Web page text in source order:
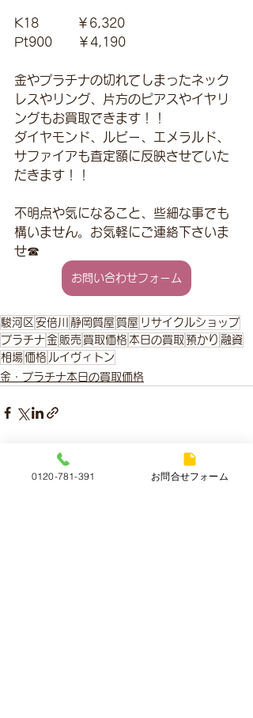
K18　　　￥6,320
Pt900　　￥4,190
金やプラチナの切れてしまったネック
レスやリング、片方のピアスやイヤリ
ングもお買取できます！！
ダイヤモンド、ルビー、エメラルド、
サファイアも査定額に反映させていた
だきます！！
不明点や気になること、些細な事でも
構いません。お気軽にご連絡下さいま
せ☎
お問い合わせフォーム
駿河区 安倍川 静岡質屋 質屋 リサイクルショップ
プラチナ 金 販売 買取価格 本日の買取 預かり 融資
相場 価格 ルイヴィトン
金・プラチナ本日の買取価格
最新記事 すべて表示
0120-781-391 お問合せフォーム